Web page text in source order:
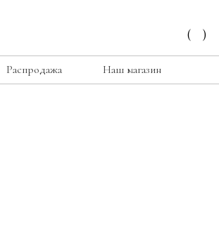
( )
Распродажа Наш магазин